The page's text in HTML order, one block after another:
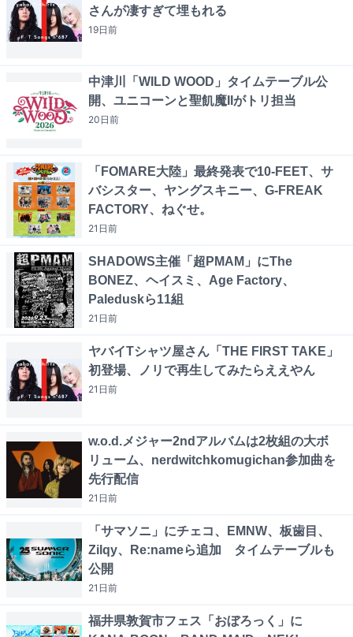
さんが凄すぎて埋もれる
19日前
中津川「WILD WOOD」タイムテーブル公
開、ユニコーンと聖飢魔IIがトリ担当
20日前
「FOMARE大陸」最終発表で10-FEET、サ
バシスター、ヤングスキニー、G-FREAK
FACTORY、ねぐせ。
21日前
SHADOWS主催「超PMAM」にThe
BONEZ、ヘイスミ、Age Factory、
Paleduskら11組
21日前
ヤバイTシャツ屋さん「THE FIRST TAKE」
初登場、ノリで再生してみたらええやん
21日前
w.o.d.メジャー2ndアルバムは2枚組の大ボ
リューム、nerdwitchkomugichan参加曲を
先行配信
21日前
「サマソニ」にチェコ、EMNW、板歯目、
Zilqy、Re:nameら追加 タイムテーブルも
公開
21日前
福井県敦賀市フェス「おぼろっく」に